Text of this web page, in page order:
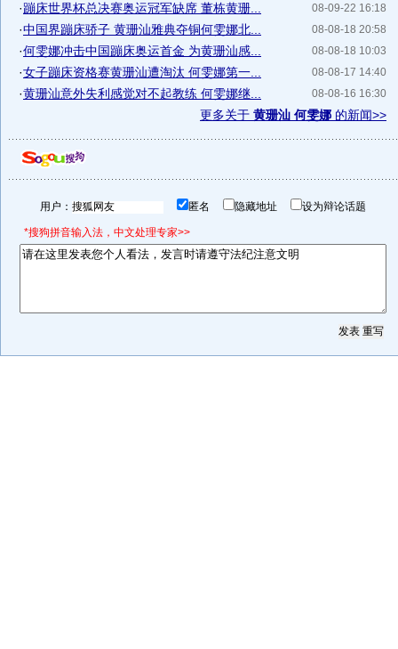
08-09-22 16:18
·蹦床世界杯总决赛奥运冠军缺席 董栋黄珊...
08-08-18 20:58
·中国界蹦床骄子 黄珊汕雅典夺铜何雯娜北...
08-08-18 10:03
·何雯娜冲击中国蹦床奥运首金 为黄珊汕感...
08-08-17 14:40
·女子蹦床资格赛黄珊汕遭淘汰 何雯娜第一...
08-08-16 16:30
·黄珊汕意外失利感觉对不起教练 何雯娜继...
更多关于 黄珊汕 何雯娜 的新闻>>
用户： 匿名 隐藏地址 设为辩论话题
*搜狗拼音输入法，中文处理专家>>